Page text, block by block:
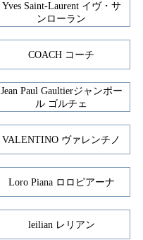
Yves Saint-Laurent イヴ・サ
ンローラン
COACH コーチ
Jean Paul Gaultierジャンポー
ル ゴルチェ
VALENTINO ヴァレンチノ
Loro Piana ロロピアーナ
leilian レリアン